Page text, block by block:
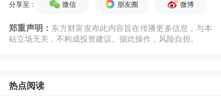
1%。如果以绝对涨幅来看，显然难以
让投资者满意。
软，三大指数均出现下跌。其中，上证
分享至： 微信 朋友圈 微博
郑重声明： 东方财富发布此内容旨在传播更多信息，与本
站立场无关，不构成投资建议。据此操作，风险自担。
热点阅读